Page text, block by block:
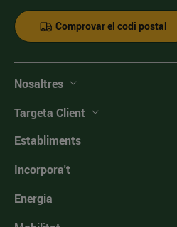
Comprovar el codi postal
Nosaltres
Targeta Client
Establiments
Incorpora't
Energia